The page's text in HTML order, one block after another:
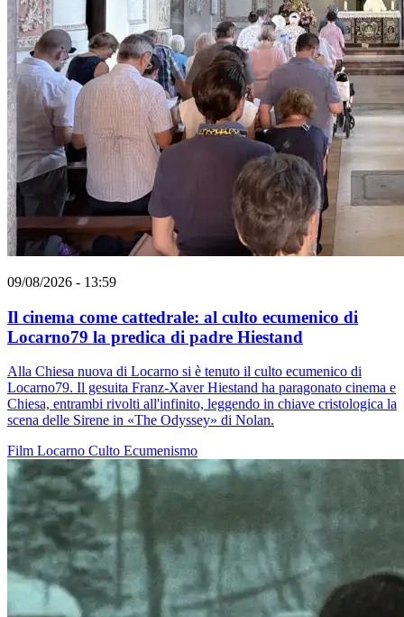
09/08/2026 - 13:59
Il cinema come cattedrale: al culto ecumenico di
Locarno79 la predica di padre Hiestand
Alla Chiesa nuova di Locarno si è tenuto il culto ecumenico di
Locarno79. Il gesuita Franz-Xaver Hiestand ha paragonato cinema e
Chiesa, entrambi rivolti all'infinito, leggendo in chiave cristologica la
scena delle Sirene in «The Odyssey» di Nolan.
Film Locarno Culto Ecumenismo